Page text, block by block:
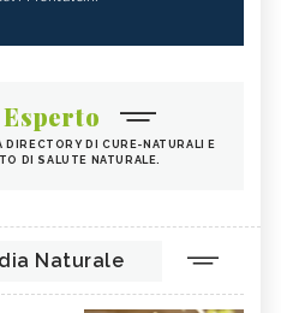
DIRECTORY DI CURE-NATURALI E
DI SALUTE NATURALE.
Naturale